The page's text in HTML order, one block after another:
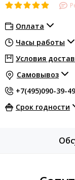
Оплата
Часы работы
Условия
Самовывоз
+7(495)090-39-49
Срок годности